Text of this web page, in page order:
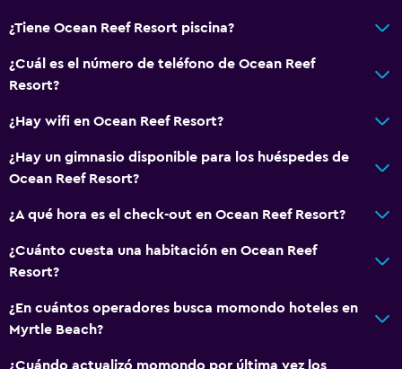
¿Tiene Ocean Reef Resort piscina?
¿Cuál es el número de teléfono de Ocean Reef
Resort?
¿Hay wifi en Ocean Reef Resort?
¿Hay un gimnasio disponible para los huéspedes de
Ocean Reef Resort?
¿A qué hora es el check-out en Ocean Reef Resort?
¿Cuánto cuesta una habitación en Ocean Reef
Resort?
¿En cuántos operadores busca momondo hoteles en
Myrtle Beach?
¿Cuándo actualizó momondo por última vez los